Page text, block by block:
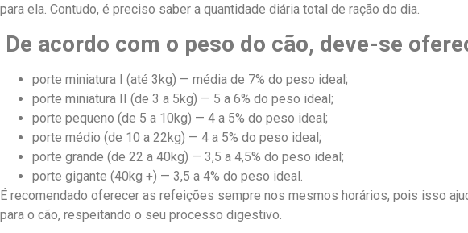
para ela. Contudo, é preciso saber a quantidade diária total de ração do dia.
De acordo com o peso do cão, deve-se
porte miniatura I (até 3kg) — média de 7% do peso ideal;
porte miniatura II (de 3 a 5kg) — 5 a 6% do peso ideal;
porte pequeno (de 5 a 10kg) — 4 a 5% do peso ideal;
porte médio (de 10 a 22kg) — 4 a 5% do peso ideal;
porte grande (de 22 a 40kg) — 3,5 a 4,5% do peso ideal;
porte gigante (40kg +) — 3,5 a 4% do peso ideal.
É recomendado oferecer as refeições sempre nos mesmos horários, pois isso
para o cão, respeitando o seu processo digestivo.